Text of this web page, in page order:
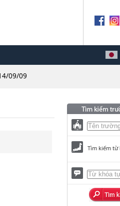
09/09
Tìm kiếm từ